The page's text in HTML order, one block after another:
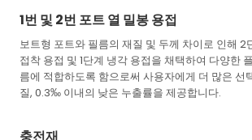
1번 및 2번 포트 열 밀봉 용접
보트형 포트와 필름의 재질 및 두께 차이로 인해 2
접착 용접 및 1단계 냉각 용접을 채택하여 다양한
름에 적합하도록 함으로써 사용자에게 더 많은 선
질, 0.3‰ 이내의 낮은 누출률을 제공합니다.